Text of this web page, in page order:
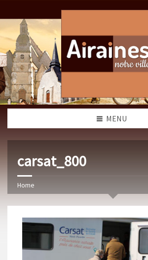
MENU
carsat_800
Home